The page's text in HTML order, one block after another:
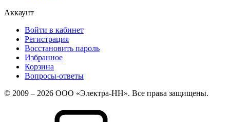
Аккаунт
Войти в кабинет
Регистрация
Восстановить пароль
Избранное
Корзина
Вопросы-ответы
© 2009 – 2026 ООО «Электра-НН». Все права защищены.